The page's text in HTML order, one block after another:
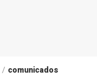
/ comunicados